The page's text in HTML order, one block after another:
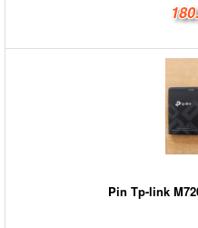
Pin Tp-link